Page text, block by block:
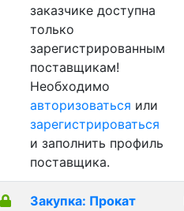
заказчике доступна
только
зарегистрированным
поставщикам!
Необходимо
авторизоваться или
зарегистрироваться
и заполнить профиль
поставщика.
Закупка: Прокат